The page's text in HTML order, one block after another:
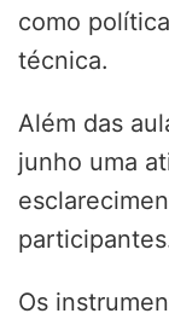
como
técnica.
Além das
junho uma
Os